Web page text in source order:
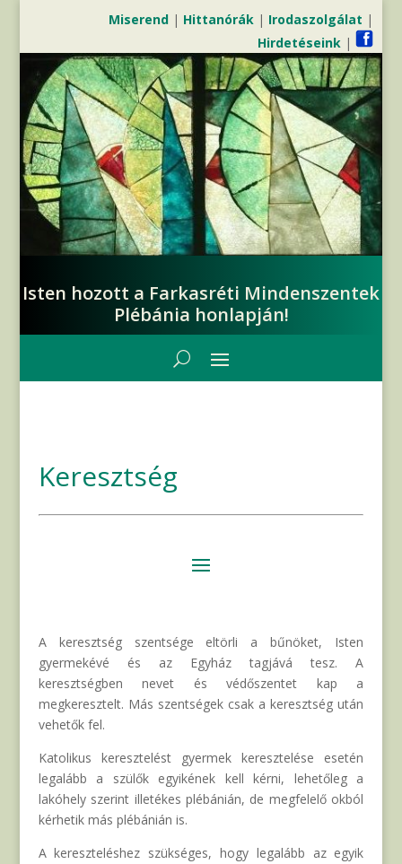
Miserend| Hittanórák| Irodaszolgálat |
Hirdetéseink|
Isten hozott a Farkasréti Mindenszentek
Plébánia honlapján!
Keresztség
A keresztség szentsége eltörli a bűnöket, Isten
gyermekévé és az Egyház tagjává tesz. A
keresztségben nevet és védőszentet kap a
megkeresztelt. Más szentségek csak a keresztség után
vehetők fel.
Katolikus keresztelést gyermek keresztelése esetén
legalább a szülők egyikének kell kérni, lehetőleg a
lakóhely szerint illetékes plébánián, de megfelelő okból
kérhetik más plébánián is.
A kereszteléshez szükséges, hogy legalább az egyik